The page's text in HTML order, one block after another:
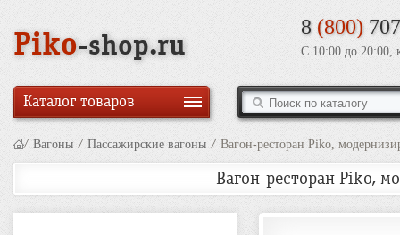
Piko-shop.ru
8 (800)
С 10:00 до 20:00,
Каталог товаров
/ Вагоны / Пассажирские вагоны / Вагон-ресторан Piko,
Вагон-ресторан Piko,